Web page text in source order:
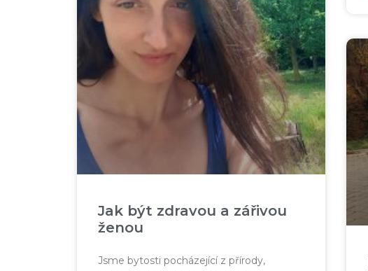
Jak být zdravou a zářivou
ženou
Jsme bytosti pocházející z přírody,